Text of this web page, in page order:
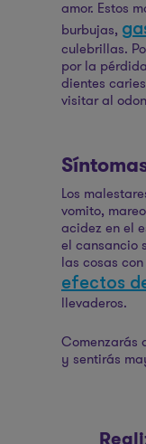
parte,
crecer y
Tu
aguacate
cm, y
ponle
parte,
crecer y
amor. Estos
burbujas,
culebrillas.
por la
dientes
visitar al
Los
vomito,
acidez en el
el cansancio
las cosas
efectos
llevaderos.
Comenzarás
y sentirás